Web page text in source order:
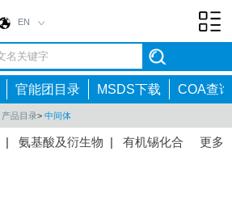
EN
官能团目录 MSDS下载 COA查询
产品目录> 中间体
更多
| 氨基酸及衍生物 | 有机锡化合